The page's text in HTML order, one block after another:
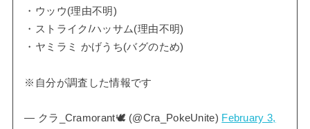
・ウッウ(理由不明)
・ストライク/ハッサム(理由不明)
・ヤミラミ かげうち(バグのため)
※自分が調査した情報です
— クラ_Cramorant🕊 (@Cra_PokeUnite) February 3,